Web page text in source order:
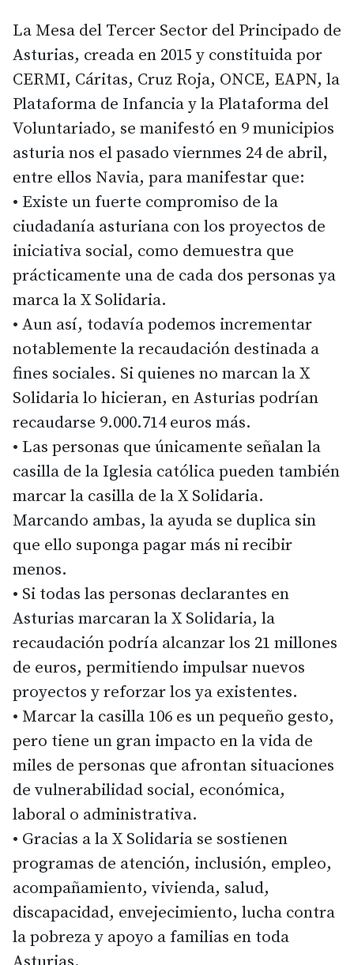
La Mesa del Tercer Sector del Principado de
Asturias, creada en 2015 y constituida por
CERMI, Cáritas, Cruz Roja, ONCE, EAPN, la
Plataforma de Infancia y la Plataforma del
Voluntariado, se manifestó en 9 municipios
asturia nos el pasado viernmes 24 de abril,
entre ellos Navia, para manifestar que:
• Existe un fuerte compromiso de la
ciudadanía asturiana con los proyectos de
iniciativa social, como demuestra que
prácticamente una de cada dos personas ya
marca la X Solidaria.
• Aun así, todavía podemos incrementar
notablemente la recaudación destinada a
fines sociales. Si quienes no marcan la X
Solidaria lo hicieran, en Asturias podrían
recaudarse 9.000.714 euros más.
• Las personas que únicamente señalan la
casilla de la Iglesia católica pueden también
marcar la casilla de la X Solidaria.
Marcando ambas, la ayuda se duplica sin
que ello suponga pagar más ni recibir
menos.
• Si todas las personas declarantes en
Asturias marcaran la X Solidaria, la
recaudación podría alcanzar los 21 millones
de euros, permitiendo impulsar nuevos
proyectos y reforzar los ya existentes.
• Marcar la casilla 106 es un pequeño gesto,
pero tiene un gran impacto en la vida de
miles de personas que afrontan situaciones
de vulnerabilidad social, económica,
laboral o administrativa.
• Gracias a la X Solidaria se sostienen
programas de atención, inclusión, empleo,
acompañamiento, vivienda, salud,
discapacidad, envejecimiento, lucha contra
la pobreza y apoyo a familias en toda